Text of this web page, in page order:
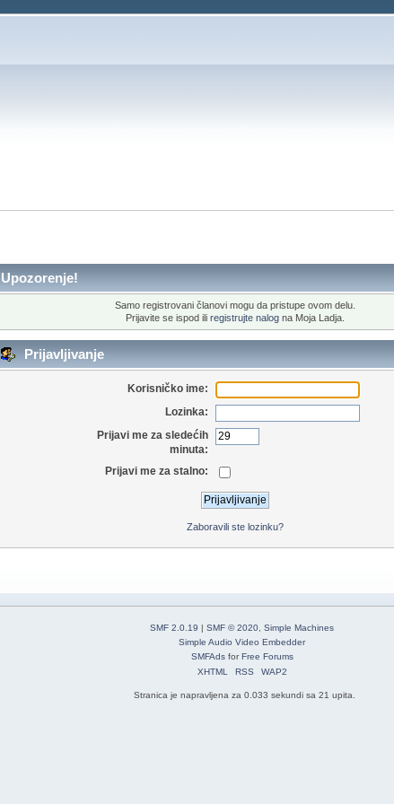
Upozorenje!
Samo registrovani članovi mogu da pristupe ovom delu.
Prijavite se ispod ili registrujte nalog na Moja Ladja.
Prijavljivanje
Korisničko ime:
Lozinka:
Prijavi me za sledećih
minuta:
Prijavi me za stalno:
Zaboravili ste lozinku?
SMF 2.0.19 | SMF © 2020 Simple Machines
Simple Audio Video Embedder
SMFAdsforFree Forums
XHTML
RSS WAP2
Stranica je napravljena za 0.033 sekundi sa 21 upita.